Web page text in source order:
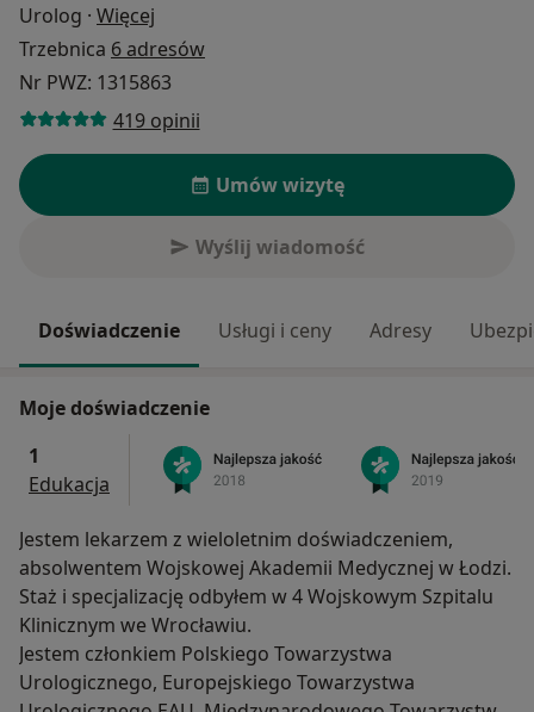
Urolog · Więcej
Trzebnica 6 adresów
Nr PWZ: 1315863
419 opinii
Umów wizytę
Wyślij wiadomość
Doświadczenie Usługi i ceny Adresy
Moje doświadczenie
1
Edukacja
Jestem lekarzem z wieloletnim doświadczeniem,
absolwentem Wojskowej Akademii Medycznej w Łodzi.
Staż i specjalizację odbyłem w 4 Wojskowym Szpitalu
Klinicznym we Wrocławiu.
Jestem członkiem Polskiego Towarzystwa
Urologicznego, Europejskiego Towarzystwa